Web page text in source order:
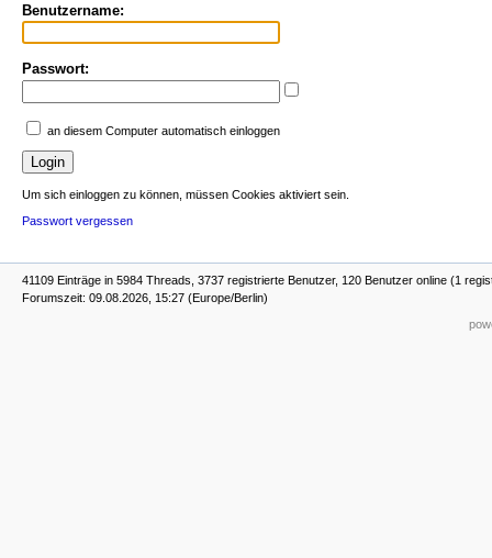
Benutzername:
Passwort:
an diesem Computer automatisch einloggen
Um sich einloggen zu können, müssen Cookies aktiviert sein.
Passwort vergessen
41109 Einträge in 5984 Threads, 3737 registrierte Benutzer, 120 Benutzer online (1
Forumszeit: 09.08.2026, 15:27 (Europe/Berlin)